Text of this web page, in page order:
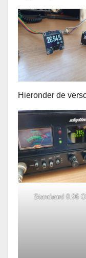
Hieronder de
Standaard 0.96